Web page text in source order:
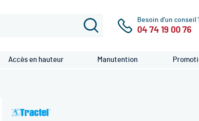
Besoin d'un conseil
04 74 19 00 76
Accès en hauteur Manutention